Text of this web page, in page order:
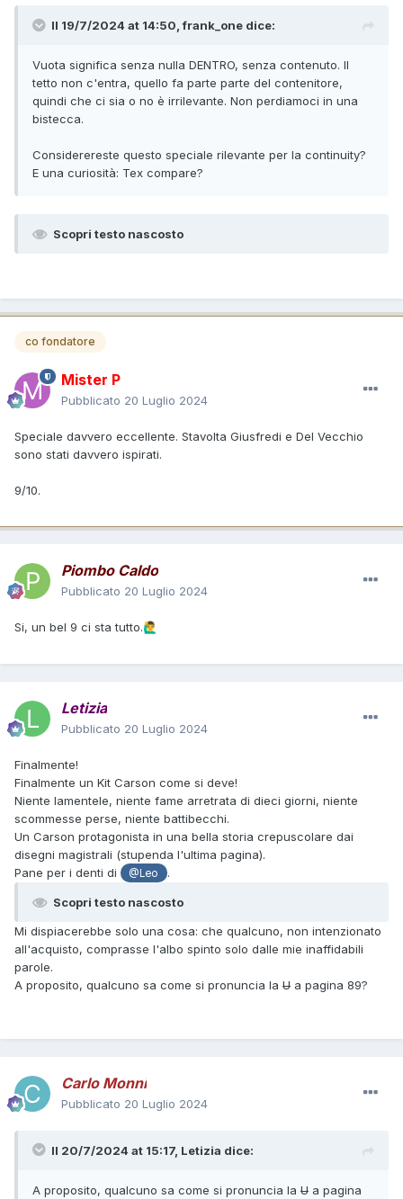
Il 19/7/2024 at 14:50,frank_one dice:
Vuota significa senza nulla DENTRO, senza contenuto. Il
tetto non c'entra, quello fa parte parte del contenitore,
quindi che ci sia o no è irrilevante. Non perdiamoci in una
bistecca.
Considerereste questo speciale rilevante per la continuity?
E una curiosità: Tex compare?
Scopri testo nascosto
co fondatore
Mister P
Pubblicato 20 Luglio 2024
Speciale davvero eccellente. Stavolta Giusfredi e Del Vecchio
sono stati davvero ispirati.
9/10.
Piombo Caldo
Pubblicato 20 Luglio 2024
Si, un bel 9 ci sta tutto.🙋‍♂️
Letizia
Pubblicato 20 Luglio 2024
Finalmente!
Finalmente un Kit Carson come si deve!
Niente lamentele, niente fame arretrata di dieci giorni, niente
scommesse perse, niente battibecchi.
Un Carson protagonista in una bella storia crepuscolare dai
disegni magistrali (stupenda l'ultima pagina).
Pane per i denti di
@Leo .
Scopri testo nascosto
Mi dispiacerebbe solo una cosa: che qualcuno, non intenzionato
all'acquisto, comprasse l'albo spinto solo dalle mie inaffidabili
parole.
A proposito, qualcuno sa come si pronuncia la U a pagina 89?
Carlo Monni
Pubblicato 20 Luglio 2024
Il 20/7/2024 at 15:17, Letizia dice:
A proposito, qualcuno sa come si pronuncia la U a pagina